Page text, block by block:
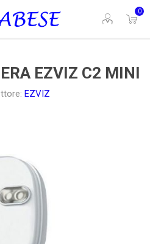
0
EZVIZ C2 MINI
EZVIZ